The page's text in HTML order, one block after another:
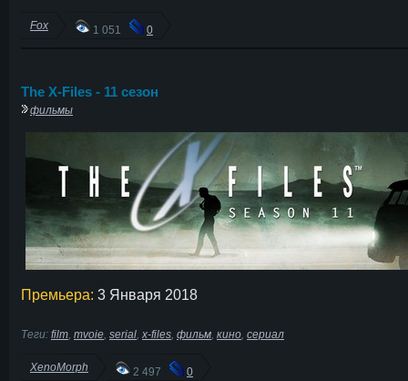
Fox 1 051 0
The X-Files - 11 сезон
фильмы
Премьера: 3 Января 2018
Теги: film mvoie serial x-files фильм кино сериал
XenoMorph 2 497 0